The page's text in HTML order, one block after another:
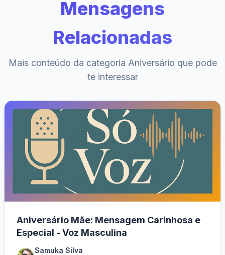
Mensagens
Relacionadas
Mais conteúdo da categoria Aniversário que pode
te interessar
Aniversário Mãe: Mensagem Carinhosa e
Especial - Voz Masculina
Samuka Silva